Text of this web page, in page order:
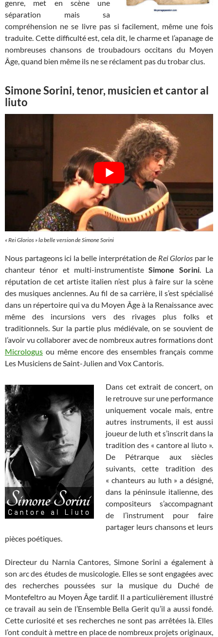
genre, met en scène une
séparation mais sa
compréhension ne se livre pas si facilement, même une fois
traduite. Cette difficulté est, cela dit, le charme et l’apanage de
nombreuses chansons de troubadours occitans du Moyen
Âge, quand bien même ils ne se réclament pas du trobar clus.
Simone Sorini, tenor, musicien et cantor al
liuto
«Rei Glorios» la belle version de Simone Sorini
Nous partageons ici la belle interprétation de Rei Glorios par le
chanteur ténor et multi-instrumentisteSimone Sorini. La
réputation de cet artiste italien n’est plus à faire sur la scène
des musiques anciennes. Au fil de sa carrière, il s’est spécialisé
dans un répertoire qui va du Moyen Âge à la Renaissance avec
même des incursions vers des rivages plus folks et
traditionnels. Sur la partie plus médiévale, on se souvient de
l’avoir vu collaborer avec de nombreux autres formations dont
Micrologus ou même encore des ensembles français comme
Les Musiciens de Saint-Julien and Vox Cantoris.
Dans cet extrait de concert, on
le retrouve sur une performance
uniquement vocale mais, entre
autres instruments, il est aussi
joueur de luth et s’inscrit dans la
tradition des « cantore al liuto ».
De Pétrarque aux siècles
suivants, cette tradition des
« chanteurs au luth » a désigné,
dans la péninsule italienne, des
compositeurs s’accompagnant
de l’instrument pour faire
partager leurs chansons et leurs
pièces poétiques.
Directeur du Narnia Cantores, Simone Sorini a également à
son arc des études de musicologie. Elles se sont engagées avec
des recherches poussées sur la musique du Duché de
Montefeltro au Moyen Âge tardif. Il a particulièrement illustré
ce travail au sein de l’Ensemble Bella Gerit qu’il a aussi fondé.
Cette curiosité et ses recherches ne sont pas arrêtées là. Elles
l’ont conduit à mettre en place de nombreux projets originaux,